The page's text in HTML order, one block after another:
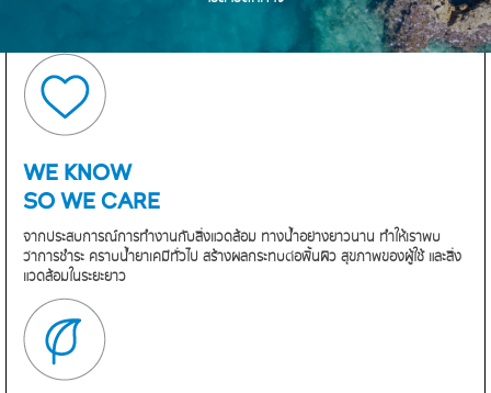
WE KNOW
SO WE CARE
จากประสบการณ์การทำงานกับสิ่งแวดล้อม ทางน้ำอย่างยาวนาน ทำให้เราพบ
ว่าการชำระ คราบน้ำยาเคมีทั่วไป สร้างผลกระทบต่อพื้นผิว สุขภาพของผู้ใช้ และสิ่ง
แวดล้อมในระยะยาว